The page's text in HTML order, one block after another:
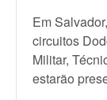
Em
circuitos
Militar,
estarão